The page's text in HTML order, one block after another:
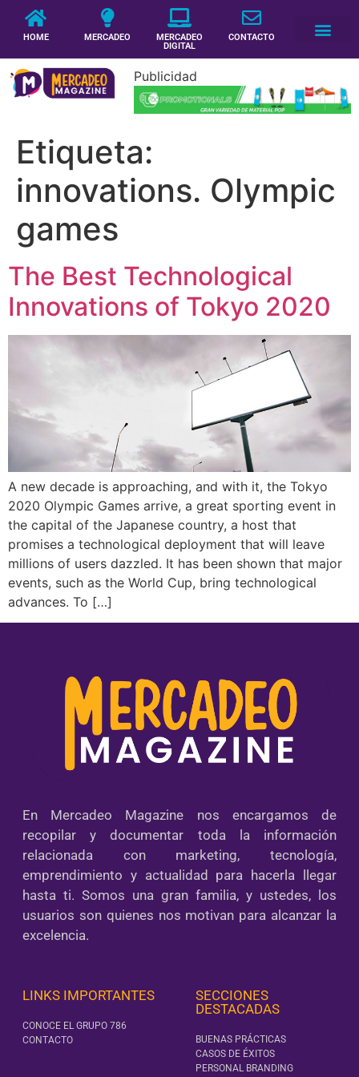
HOME MERCADEO
MERCADEO
DIGITAL
CONTACTO
Publicidad
Etiqueta:
innovations. Olympic
games
The Best Technological
Innovations of Tokyo 2020
A new decade is approaching, and with it, the Tokyo
2020 Olympic Games arrive, a great sporting event in
the capital of the Japanese country, a host that
promises a technological deployment that will leave
millions of users dazzled. It has been shown that major
events, such as the World Cup, bring technological
advances. To […]
En Mercadeo Magazine nos encargamos de
recopilar y documentar toda la información
relacionada con marketing, tecnología,
emprendimiento y actualidad para hacerla llegar
hasta ti. Somos una gran familia, y ustedes, los
usuarios son quienes nos motivan para alcanzar la
excelencia.
LINKS IMPORTANTES
CONOCE EL GRUPO 786
CONTACTO
SECCIONES
DESTACADAS
BUENAS PRÁCTICAS
CASOS DE ÉXITOS
PERSONAL BRANDING